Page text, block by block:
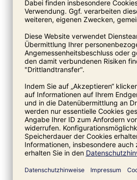
Nudelschneider für PN 100 /
370,00 €*